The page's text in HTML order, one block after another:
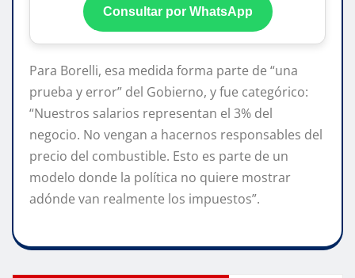
Consultar por WhatsApp
Para Borelli, esa medida forma parte de “una
prueba y error” del Gobierno, y fue categórico:
“Nuestros salarios representan el 3% del
negocio. No vengan a hacernos responsables del
precio del combustible. Esto es parte de un
modelo donde la política no quiere mostrar
adónde van realmente los impuestos”.